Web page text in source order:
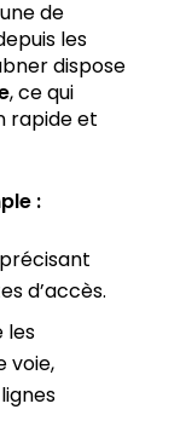
de
les
dispose
, ce qui
rapide et
:
d’accès.
les
voie,